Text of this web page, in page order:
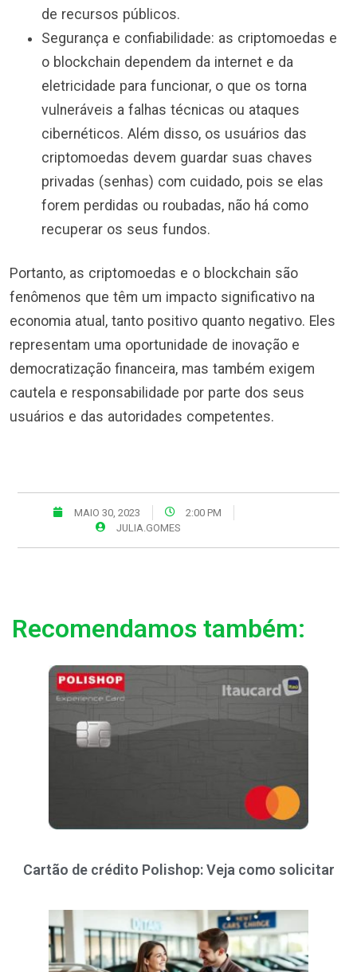
de recursos públicos.
Segurança e confiabilidade: as criptomoedas e
o blockchain dependem da internet e da
eletricidade para funcionar, o que os torna
vulneráveis a falhas técnicas ou ataques
cibernéticos. Além disso, os usuários das
criptomoedas devem guardar suas chaves
privadas (senhas) com cuidado, pois se elas
forem perdidas ou roubadas, não há como
recuperar os seus fundos.
Portanto, as criptomoedas e o blockchain são
fenômenos que têm um impacto significativo na
economia atual, tanto positivo quanto negativo. Eles
representam uma oportunidade de inovação e
democratização financeira, mas também exigem
cautela e responsabilidade por parte dos seus
usuários e das autoridades competentes.
MAIO 30, 2023
2:00 PM
JULIA.GOMES
Recomendamos também:
Cartão de crédito Polishop: Veja como solicitar